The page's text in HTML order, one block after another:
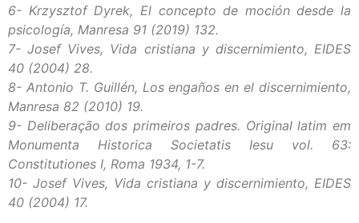
6- Krzysztof Dyrek, El concepto de moción desde la
psicología, Manresa 91 (2019) 132.
7- Josef Vives, Vida cristiana y discernimiento, EIDES
40 (2004) 28.
8- Antonio T. Guillén, Los engaños en el discernimiento,
Manresa 82 (2010) 19.
9- Deliberação dos primeiros padres. Original latim em
Monumenta Historica Societatis Iesu vol. 63:
Constitutiones I, Roma 1934, 1-7.
10- Josef Vives, Vida cristiana y discernimiento, EIDES
40 (2004) 17.